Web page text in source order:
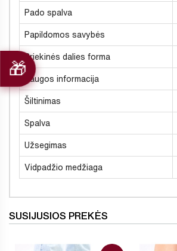
Pado spalva
Papildomos savybės
Priekinės dalies forma
Saugos informacija
Šiltinimas
Spalva
Užsegimas
Vidpadžio medžiaga
SUSIJUSIOS PREKĖS